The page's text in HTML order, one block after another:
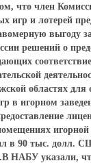
что член
игр и лотерей
выгоду
решений о
областях для
в игорном
игорной
в 90 тыс. долл.
НАБУ указали,